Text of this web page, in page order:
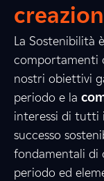
La Sostenibilità
comportamenti
nostri obiettivi
periodo e la
interessi di tutti
successo
fondamentali di
periodo ed